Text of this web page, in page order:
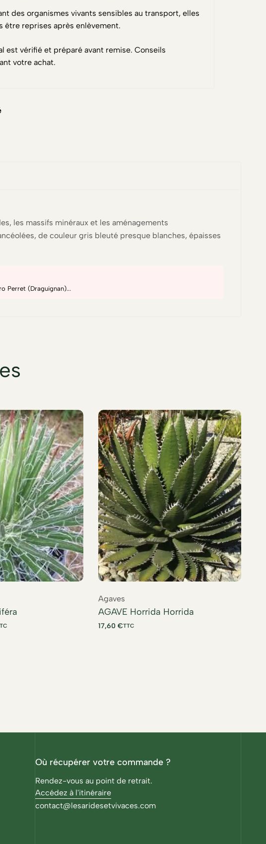
des organismes vivants sensibles au transport, elles
être reprises après enlèvement.
est vérifié et préparé avant remise. Conseils
votre achat.
les massifs minéraux et les aménagements
de couleur gris bleuté presque blanches, épaisses
Perret (Draguignan)...
Agaves
AGAVE Horrida Horrida
17,60 €TTC
Où récupérer votre commande ?
Rendez-vous au point de retrait.
Accédez à l'itinéraire
contact@lesaridesetvivaces.com